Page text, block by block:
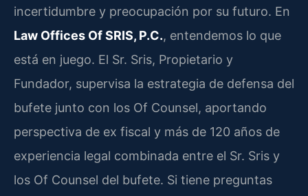
incertidumbre y preocupación por su futuro. En
Law Offices Of SRIS, P.C., entendemos lo que
está en juego. El Sr. Sris, Propietario y
Fundador, supervisa la estrategia de defensa del
bufete junto con los Of Counsel, aportando
perspectiva de ex fiscal y más de 120 años de
experiencia legal combinada entre el Sr. Sris y
los Of Counsel del bufete. Si tiene preguntas